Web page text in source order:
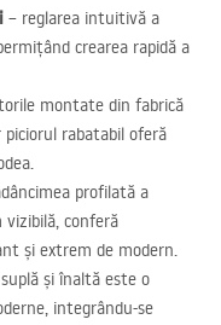
– reglarea intuitivă a
crearea rapidă a
montate din fabrică
rabatabil oferă
profilată a
conferă
și extrem de modern.
și înaltă este o
integrându-se